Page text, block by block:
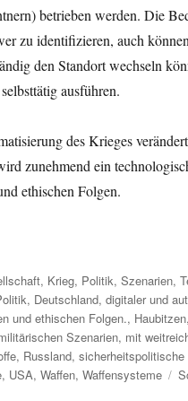
betrieben werden. Die
zu identifizieren, auch
den Standort wechseln
ausführen.
des Krieges
zunehmend ein
ethischen Folgen.
, Krieg, Politik,Szenarien,
, Deutschland,digitaler und
und ethischen Folgen., Haubitzen,
Szenarien, mit
, Russland,sicherheitspolitische
, USA,Waffen,Waffensysteme